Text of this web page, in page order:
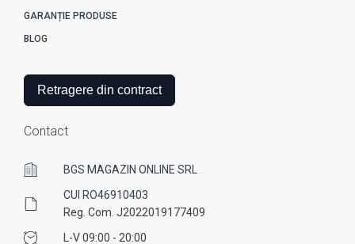
GARANȚIE PRODUSE
BLOG
Retragere din contract
Contact
BGS MAGAZIN ONLINE SRL
CUI RO46910403
Reg. Com. J2022019177409
L-V 09:00 - 20:00